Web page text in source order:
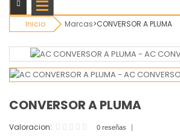
Inicio Marcas>CONVERSOR A PLUMA
CONVERSOR A PLUMA
Valoracion: 0 reseñas